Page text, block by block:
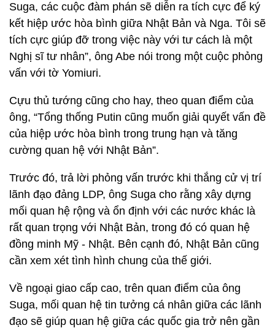
Suga, các cuộc đàm phán sẽ diễn ra tích cực để ký
kết hiệp ước hòa bình giữa Nhật Bản và Nga. Tôi sẽ
tích cực giúp đỡ trong việc này với tư cách là một
Nghị sĩ tư nhân”, ông Abe nói trong một cuộc phỏng
vấn với tờ Yomiuri.
Cựu thủ tướng cũng cho hay, theo quan điểm của
ông, “Tổng thống Putin cũng muốn giải quyết vấn đề
của hiệp ước hòa bình trong trung hạn và tăng
cường quan hệ với Nhật Bản”.
Trước đó, trả lời phỏng vấn trước khi thắng cử vị trí
lãnh đạo đảng LDP, ông Suga cho rằng xây dựng
mối quan hệ rộng và ổn định với các nước khác là
rất quan trọng với Nhật Bản, trong đó có quan hệ
đồng minh Mỹ - Nhật. Bên cạnh đó, Nhật Bản cũng
cần xem xét tình hình chung của thế giới.
Về ngoại giao cấp cao, trên quan điểm của ông
Suga, mối quan hệ tin tưởng cá nhân giữa các lãnh
đạo sẽ giúp quan hệ giữa các quốc gia trở nên gần